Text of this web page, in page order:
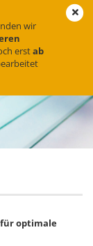
wir
erstab
optimale